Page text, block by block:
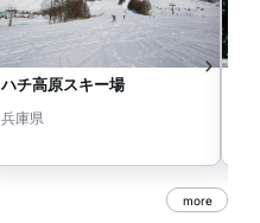
ハチ高原スキー場
兵庫県
more